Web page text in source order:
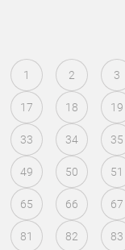
1 2 3
17 18 19
33 34 35
49 50 51
65 66 67
81 82 83